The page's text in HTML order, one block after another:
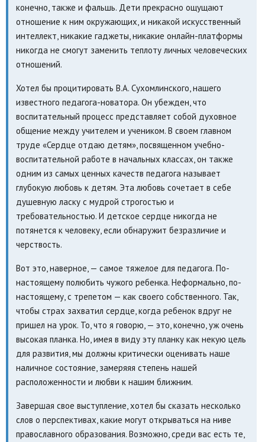
конечно, также и фальшь. Дети прекрасно ощущают
отношение к ним окружающих, и никакой искусственный
интеллект, никакие гаджеты, никакие онлайн-платформы
никогда не смогут заменить теплоту личных человеческих
отношений.
Хотел бы процитировать В.А. Сухомлинского, нашего
известного педагога-новатора. Он убежден, что
воспитательный процесс представляет собой духовное
общение между учителем и учеником. В своем главном
труде «Сердце отдаю детям», посвященном учебно-
воспитательной работе в начальных классах, он также
одним из самых ценных качеств педагога называет
глубокую любовь к детям. Эта любовь сочетает в себе
душевную ласку с мудрой строгостью и
требовательностью. И детское сердце никогда не
потянется к человеку, если обнаружит безразличие и
черствость.
Вот это, наверное, — самое тяжелое для педагога. По-
настоящему полюбить чужого ребенка. Неформально, по-
настоящему, с трепетом — как своего собственного. Так,
чтобы страх захватил сердце, когда ребенок вдруг не
пришел на урок. То, что я говорю, — это, конечно, уж очень
высокая планка. Но, имея в виду эту планку как некую цель
для развития, мы должны критически оценивать наше
наличное состояние, замеряяя степень нашей
расположенности и любви к нашим ближним.
Завершая свое выступление, хотел бы сказать несколько
слов о перспективах, какие могут открываться на ниве
православного образования. Возможно, среди вас есть те,